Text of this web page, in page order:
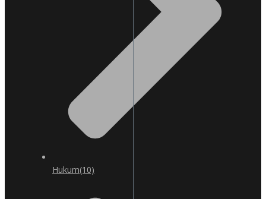
Hukum(10)